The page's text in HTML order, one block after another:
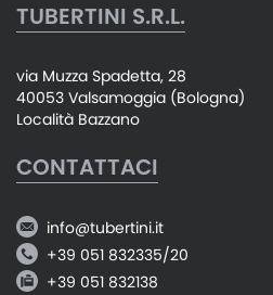
TUBERTINI S.R.L.
via Muzza Spadetta, 28
40053 Valsamoggia (Bologna)
Località Bazzano
CONTATTACI
info@tubertini.it
+39 051 832335/20
+39 051 832138